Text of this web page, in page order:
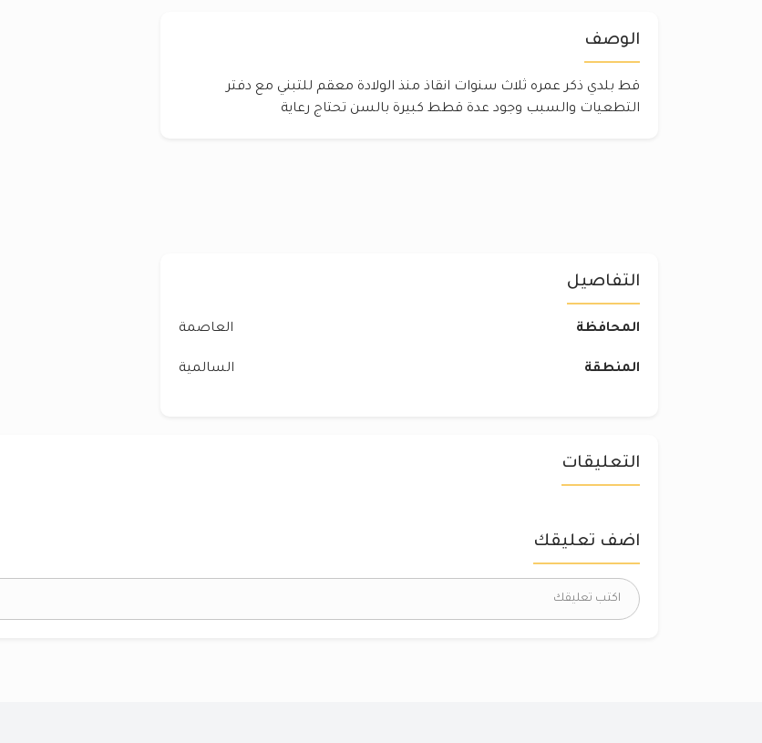
الوصف
قط بلدي ذكر عمره ثلاث سنوات انقاذ منذ الولادة معقم للتبني مع دفتر
التطعيات والسبب وجود عدة قطط كبيرة بالسن تحتاج رعاية
التفاصيل
المحافظة العاصمة
المنطقة السالمية
التعليقات
اضف تعليقك